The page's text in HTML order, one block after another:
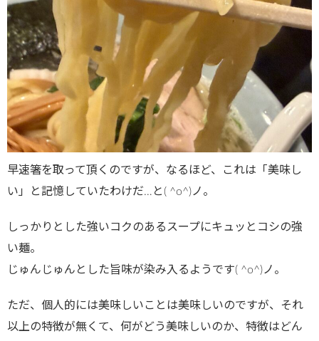
早速箸を取って頂くのですが、なるほど、これは「美味し
い」と記憶していたわけだ…と( ^o^)ノ。
しっかりとした強いコクのあるスープにキュッとコシの強
い麺。
じゅんじゅんとした旨味が染み入るようです( ^o^)ノ。
ただ、個人的には美味しいことは美味しいのですが、それ
以上の特徴が無くて、何がどう美味しいのか、特徴はどん